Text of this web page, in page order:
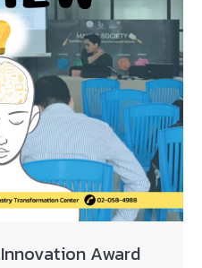
Award